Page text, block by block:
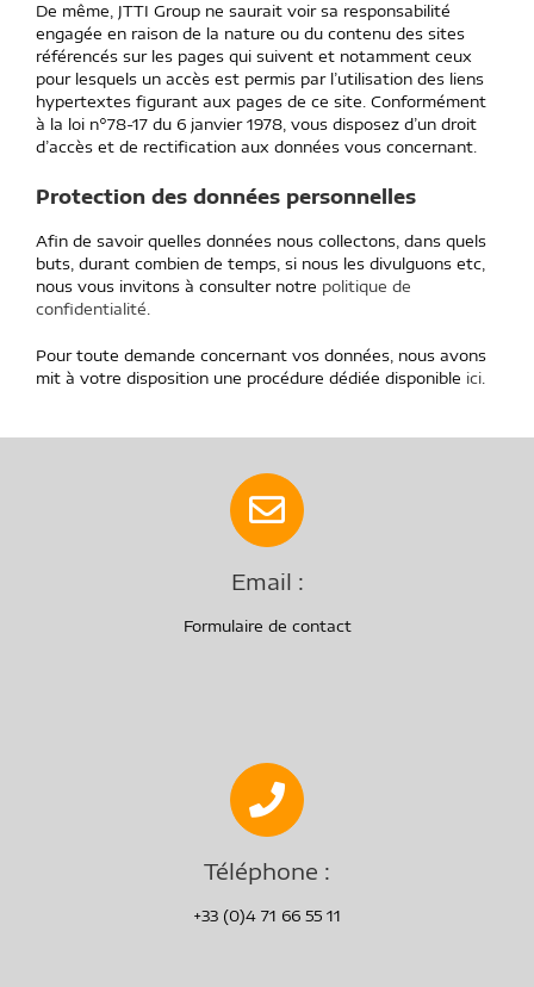
De même, JTTI Group ne saurait voir sa responsabilité
engagée en raison de la nature ou du contenu des sites
référencés sur les pages qui suivent et notamment ceux
pour lesquels un accès est permis par l’utilisation des liens
hypertextes figurant aux pages de ce site. Conformément
à la loi n°78-17 du 6 janvier 1978, vous disposez d’un droit
d’accès et de rectification aux données vous concernant.
Protection des données personnelles
Afin de savoir quelles données nous collectons, dans quels
buts, durant combien de temps, si nous les divulguons etc,
nous vous invitons à consulter notre politique de
confidentialité.
Pour toute demande concernant vos données, nous avons
mit à votre disposition une procédure dédiée disponible ici.
Email :
Formulaire de contact
Téléphone :
+33 (0)4 71 66 55 11